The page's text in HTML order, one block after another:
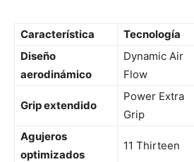
Característica Tecnología
Diseño
aerodinámico
Dynamic Air
Flow
Grip extendido
Power Extra
Grip
Agujeros
optimizados
11 Thirteen